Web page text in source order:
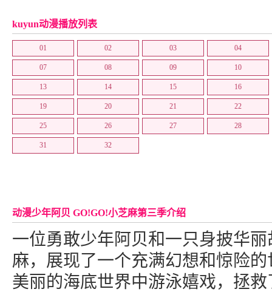
kuyun动漫播放列表
01 02 03 04
07 08 09 10
13 14 15 16
19 20 21 22
25 26 27 28
31 32
动漫少年阿贝 GO!GO!小芝麻第三季介绍
一位勇敢少年阿贝和一只身披华
麻，展现了一个充满幻想和惊险
美丽的海底世界中游泳嬉戏，拯